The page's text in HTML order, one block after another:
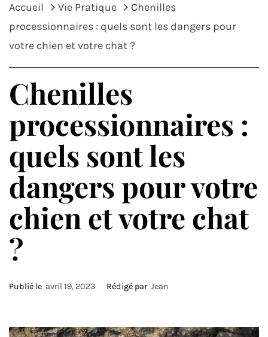
Accueil Vie Pratique
Chenilles
processionnaires : quels sont les dangers pour
votre chien et votre chat ?
Chenilles
processionnaires :
quels sont les
dangers pour votre
chien et votre chat
?
Publié le avril 19, 2023 Rédigé par Jean